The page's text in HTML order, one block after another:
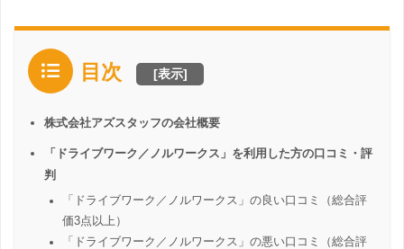
目次 [表示]
株式会社アズスタッフの会社概要
「ドライブワーク／ノルワークス」を利用した方の口コミ・評
判
「ドライブワーク／ノルワークス」の良い口コミ（総合評
価3点以上）
「ドライブワーク／ノルワークス」の悪い口コミ（総合評